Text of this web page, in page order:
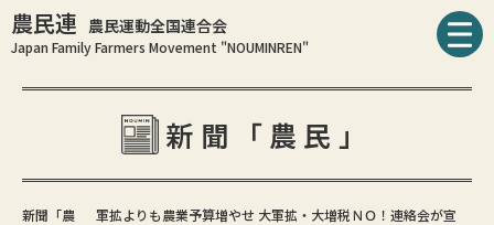
農民連 農民運動全国連合会
Japan Family Farmers Movement "NOUMINREN"
新聞「農民」
新聞「農
軍拡よりも農業予算増やせ 大軍拡・大増税ＮＯ！連絡会が宣